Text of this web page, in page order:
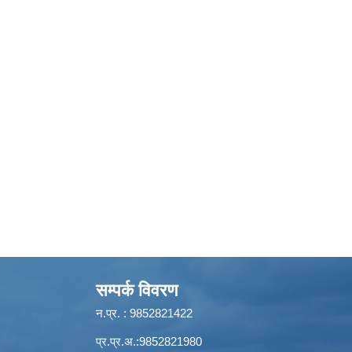
सम्पर्क विवरण
न.प्र. : 9852821422
प्र.प्र.अ.:9852821980